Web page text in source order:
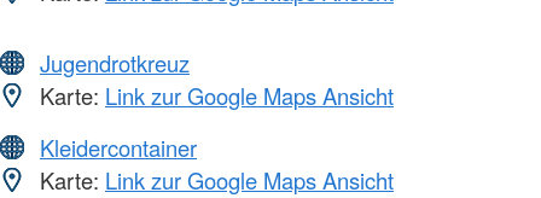
Jugendrotkreuz
Karte: Link zur Google Maps Ansicht
Kleidercontainer
Karte: Link zur Google Maps Ansicht